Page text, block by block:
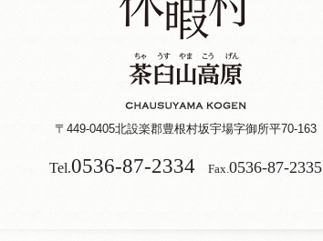
〒449-0405北設楽郡豊根村坂宇場字御所平70-163
Tel.0536-87-2334 Fax. 0536-87-2335